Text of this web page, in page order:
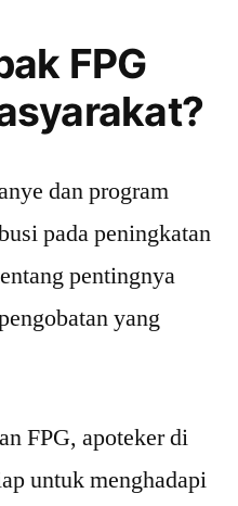
FPG
dan program
pada peningkatan
pentingnya
yang
FPG, apoteker di
untuk menghadapi